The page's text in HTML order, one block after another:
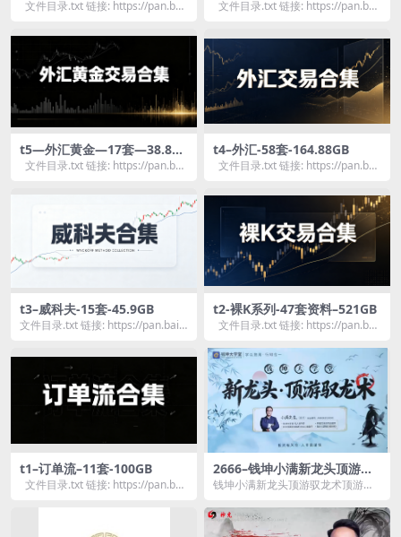
文件目录.txt 链接: https://pan.bai
文件目录.txt 链接: https://pan.bai
t5—外汇黄金—17套—38.85G
B文件目录.txt 链接: https://pan.bai
t4–外汇-58套-164.88GB
文件目录.txt 链接: https://pan.bai
t3–威科夫-15套-45.9GB
文件目录.txt 链接: https://pan.baid
t2-裸K系列-47套资料–521GB
文件目录.txt 链接: https://pan.bai
t1–订单流–11套-100GB
文件目录.txt 链接: https://pan.bai
2666–钱坤小满新龙头顶游驭
龙术顶游操盘术拓维课 系统课
钱坤小满新龙头顶游驭龙术顶游操
料资源简介： &...